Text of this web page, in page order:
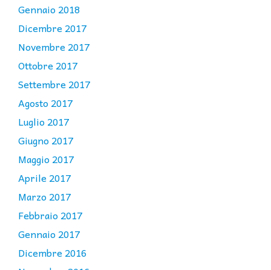
Gennaio 2018
Dicembre 2017
Novembre 2017
Ottobre 2017
Settembre 2017
Agosto 2017
Luglio 2017
Giugno 2017
Maggio 2017
Aprile 2017
Marzo 2017
Febbraio 2017
Gennaio 2017
Dicembre 2016